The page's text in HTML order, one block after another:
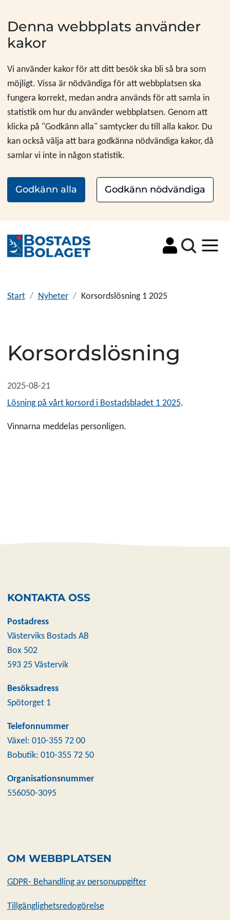
Denna webbplats använder
kakor
Vi använder kakor för att ditt besök ska bli så bra som
möjligt. Vissa är nödvändiga för att webbplatsen ska
fungera korrekt, medan andra används för att samla in
statistik om hur du använder webbplatsen. Genom att
klicka på "Godkänn alla" samtycker du till alla kakor. Du
kan också välja att bara godkänna nödvändiga kakor, då
samlar vi inte in någon statistik.
Godkänn alla Godkänn nödvändiga
Sök
Start Nyheter Korsordslösning 1 2025
Korsordslösning
2025-08-21
Lösning på vårt korsord i Bostadsbladet 1 2025.
Vinnarna meddelas personligen.
KONTAKTA OSS
Postadress
Västerviks Bostads AB
Box 502
593 25 Västervik
Besöksadress
Spötorget 1
Telefonnummer
Växel: 010-355 72 00
Bobutik: 010-355 72 50
Organisationsnummer
556050-3095
OM WEBBPLATSEN
GDPR- Behandling av personuppgifter
Tillgänglighetsredogörelse